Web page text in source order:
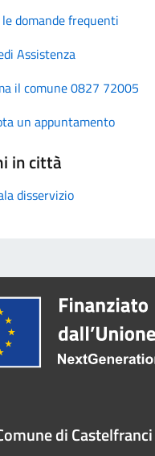
le domande frequenti
Assistenza
il comune 0827 72005
un appuntamento
in città
disservizio
di Castelfranci